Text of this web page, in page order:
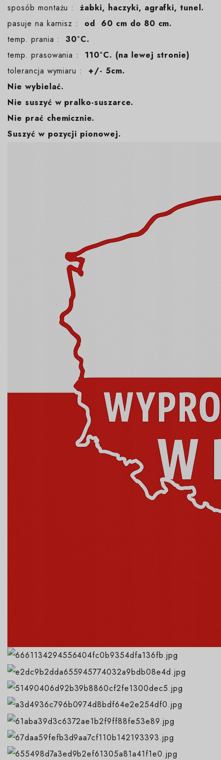
sposób montażu :żabki, haczyki, agrafki, tunel.
pasuje na karnisz : od 60 cm do 80 cm.
temp. prania :30°C.
temp. prasowania : 110°C. (na lewej stronie)
tolerancja wymiaru :
+/- 5cm.
Nie wybielać.
Nie suszyć w pralko-suszarce.
Nie prać chemicznie.
Suszyć w pozycji pionowej.